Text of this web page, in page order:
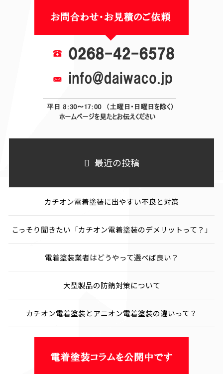
最近の投稿
カチオン電着塗装に出やすい不良と対策
こっそり聞きたい「カチオン電着塗装のデメリットって？」
電着塗装業者はどうやって選べば良い？
大型製品の防錆対策について
カチオン電着塗装とアニオン電着塗装の違いって？